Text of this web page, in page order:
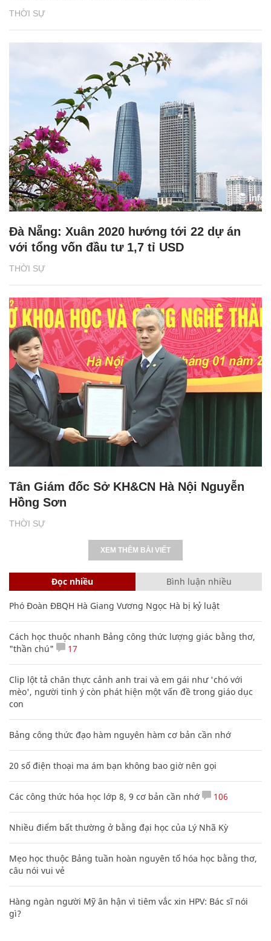
THỜI SỰ
THỜI SỰ
Đà Nẵng: Xuân 2020 hướng tới 22 dự án
với tổng vốn đầu tư 1,7 tỉ USD
THỜI SỰ
Tân Giám đốc Sở KH&CN Hà Nội Nguyễn
Hồng Sơn
XEM THÊM BÀI VIẾT
Đọc nhiều Bình luận nhiều
Phó Đoàn ĐBQH Hà Giang Vương Ngọc Hà bị kỷ luật
Cách học thuộc nhanh Bảng công thức lượng giác bằng thơ,
"thần chú"
17
Clip lột tả chân thực cảnh anh trai và em gái như 'chó với
mèo', người tinh ý còn phát hiện một vấn đề trong giáo dục
con
Bảng công thức đạo hàm nguyên hàm cơ bản cần nhớ
20 số điện thoại ma ám bạn không bao giờ nên gọi
Các công thức hóa học lớp 8, 9 cơ bản cần nhớ 106
Nhiều điểm bất thường ở bằng đại học của Lý Nhã Kỳ
Mẹo học thuộc Bảng tuần hoàn nguyên tố hóa học bằng thơ,
câu nói vui vẻ
Hàng ngàn người Mỹ ân hận vì tiêm vắc xin HPV: Bác sĩ nói
gì?